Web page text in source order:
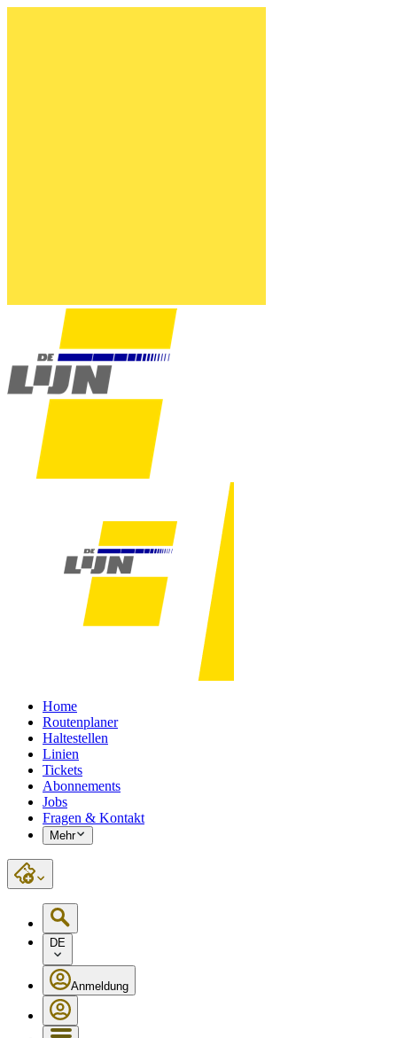
Home
Routenplaner
Haltestellen
Linien
Tickets
Abonnements
Jobs
Fragen & Kontakt
Mehr
DE
Anmeldung